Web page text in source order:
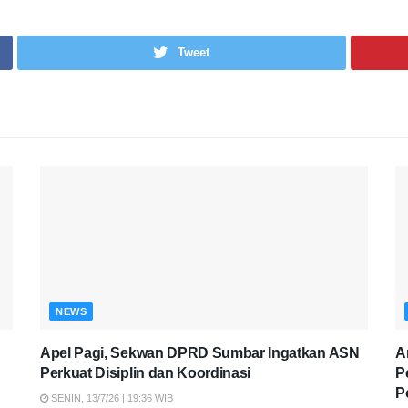
Tweet
NEWS
Apel Pagi, Sekwan DPRD Sumbar Ingatkan ASN
Perkuat Disiplin dan Koordinasi
SENIN, 13/7/26 | 19:36 WIB